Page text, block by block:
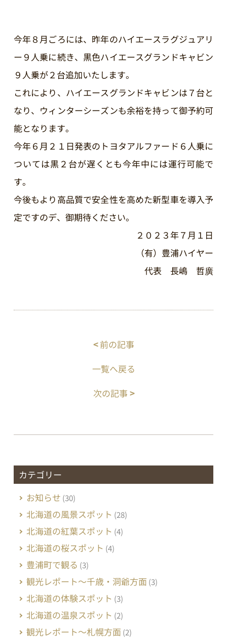
今年８月ごろには、昨年のハイエースラグジュアリ
ー９人乗に続き、黒色ハイエースグランドキャビン
９人乗が２台追加いたします。
これにより、ハイエースグランドキャビンは７台と
なり、ウィンターシーズンも余裕を持って御予約可
能となります。
今年６月２１日発表のトヨタアルファード６人乗に
ついては黒２台が遅くとも今年中には運行可能で
す。
今後もより高品質で安全性を高めた新型車を導入予
定ですのデ、御期待ください。
２０２３年７月１日
（有）豊浦ハイヤー
代表 長嶋 哲廣
<前の記事
一覧へ戻る
次の記事 >
カテゴリー
お知らせ (30)
北海道の風景スポット (28)
北海道の紅葉スポット (4)
北海道の桜スポット (4)
豊浦町で観る (3)
観光レポート～千歳・洞爺方面 (3)
北海道の体験スポット (3)
北海道の温泉スポット (2)
観光レポート～札幌方面 (2)